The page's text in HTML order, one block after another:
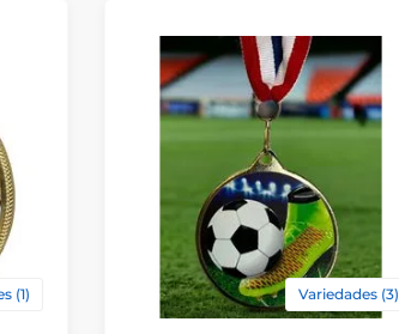
(1) Variedades (3)